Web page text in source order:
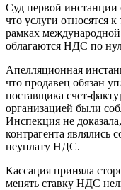
Суд первой инстанции
что услуги относятся
рамках
облагаются НДС по
Апелляционная
что продавец обязан
поставщика счет-
организацией были
Инспекция не
контрагента являлись
неуплату НДС.
Кассация приняла
менять ставку НДС